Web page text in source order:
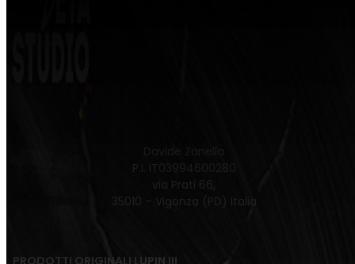
P.I. IT03994600280
via Prati 66,
35010 – Vigonza (PD) Italia
PRODOTTI ORIGINALI LUPIN III